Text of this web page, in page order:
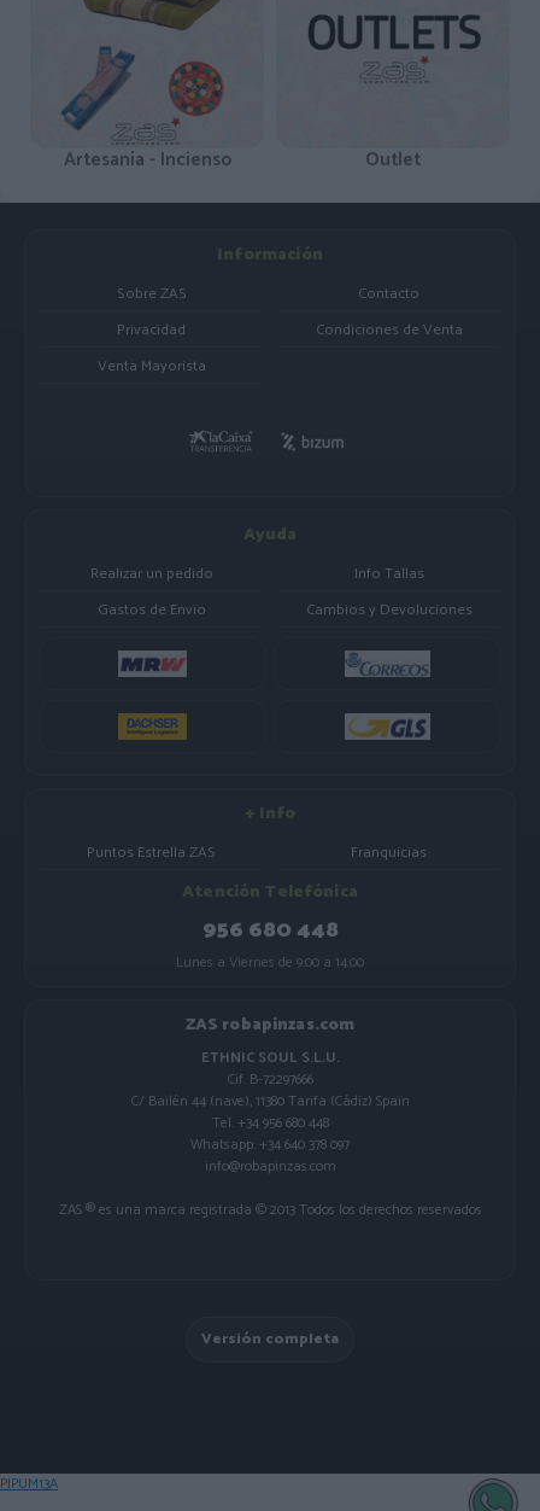
Artesanía - Incienso Outlet
Información
Sobre ZAS
Contacto
Privacidad
Condiciones de Venta
Venta Mayorista
Ayuda
Realizar un pedido
Info Tallas
Gastos de Envio
Cambios y Devoluciones
+ Info
Puntos Estrella ZAS Franquicias
Atención Telefónica
956 680 448
Lunes a Viernes de 9:00 a 14:00
ZAS robapinzas.com
ETHNIC SOUL S.L.U.
Cif. B-72297666
C/ Bailén 44 (nave), 11380 Tarifa (Cádiz) Spain
Tel. +34 956 680 448
Whatsapp: +34 640 378 097
info@robapinzas.com
ZAS ® es una marca registrada © 2013 Todos los derechos reservados
Versión completa
PIPUM13A